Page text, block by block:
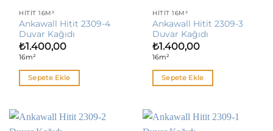
HITIT 16M²
Ankawall Hitit 2309-4
Duvar Kağıdı
₺1.400,00
16m²
Sepete Ekle
HITIT 16M²
Ankawall Hitit 2309-3
Duvar Kağıdı
₺1.400,00
16m²
Sepete Ekle